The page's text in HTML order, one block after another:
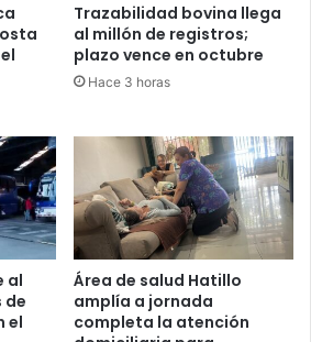
Trazabilidad bovina llega
al millón de registros;
plazo vence en octubre
Hace 3 horas
al
de
el
Área de salud Hatillo
amplía a jornada
completa la atención